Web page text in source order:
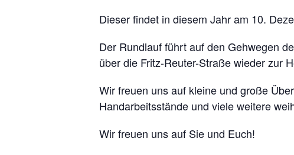
Dieser findet in diesem Jahr am 10.
Der Rundlauf führt auf den Gehwegen
über die Fritz-Reuter-Straße wieder zur
Wir freuen uns auf kleine und große
Handarbeitsstände und viele weitere
Wir freuen uns auf Sie und Euch!